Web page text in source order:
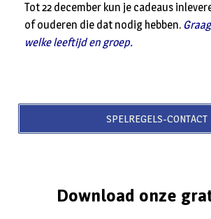
Tot 22 december kun je cadeaus
of ouderen die dat nodig hebben.
welke leeftijd en groep.
SPELREGELS-CONTACT
Download onze